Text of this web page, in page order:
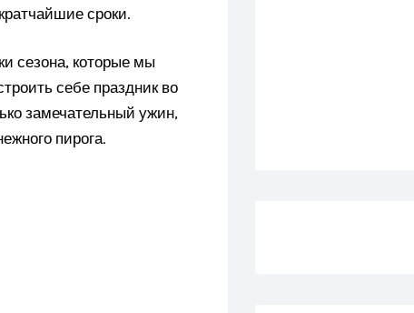
сроки.
сезона, которые мы
себе праздник во
замечательный ужин,
пирога.